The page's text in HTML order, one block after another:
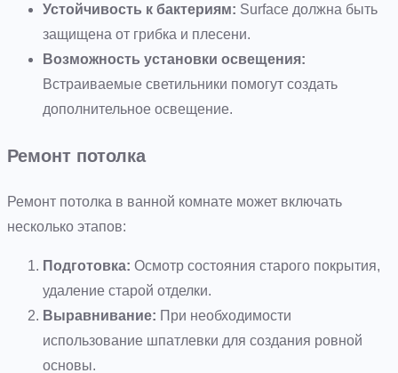
Устойчивость к бактериям: Surface должна быть
защищена от грибка и плесени.
Возможность установки освещения:
Встраиваемые светильники помогут создать
дополнительное освещение.
Ремонт потолка
Ремонт потолка в ванной комнате может включать
несколько этапов:
Подготовка: Осмотр состояния старого покрытия,
удаление старой отделки.
Выравнивание: При необходимости
использование шпатлевки для создания ровной
основы.